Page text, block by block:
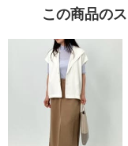
この商品の